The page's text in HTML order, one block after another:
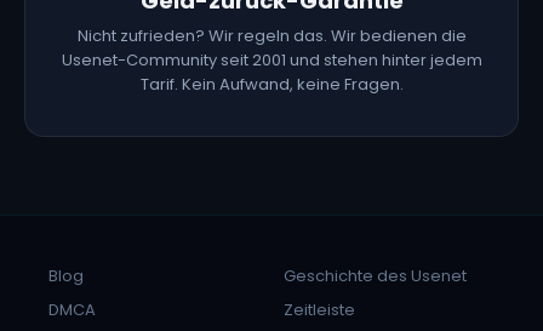
Nicht zufrieden? Wir regeln das. Wir bedienen die
Usenet-Community seit 2001 und stehen hinter jedem
Tarif. Kein Aufwand, keine Fragen.
Blog
DMCA
Geschichte des Usenet
Zeitleiste